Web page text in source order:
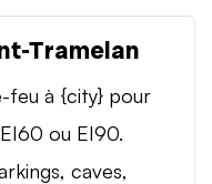
Tramelan
feu à {city} pour
ou EI90.
caves,